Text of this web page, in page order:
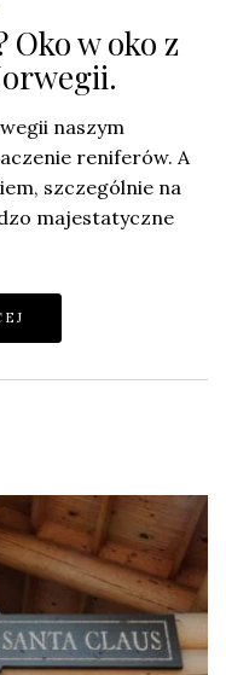
w oko z
naszym
reniferów. A
szczególnie na
majestatyczne